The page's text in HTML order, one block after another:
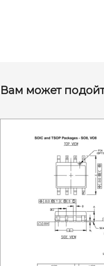
Вам может